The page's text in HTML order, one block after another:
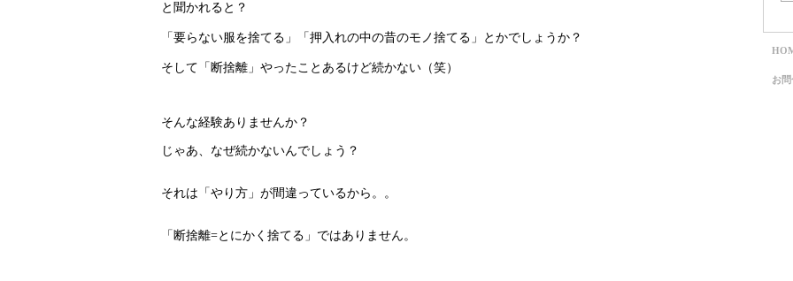
と聞かれると？
「要らない服を捨てる」 「押入れの中の昔のモノ捨てる」とかでしょうか？
そして「断捨離」やったことあるけど続かない（笑）
そんな経験ありませんか？
じゃあ、なぜ続かないんでしょう？
それは「やり方」が間違っているから。。
「断捨離=とにかく捨てる」ではありません。
お